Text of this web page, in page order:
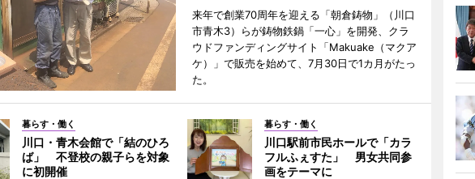
来年で創業70周年を迎える「朝倉鋳物」（川口
市青木3）らが鋳物鉄鍋「一心」を開発、クラ
ウドファンディングサイト「Makuake（マクア
ケ）」で販売を始めて、7月30日で1カ月がたっ
た。
暮らす・働く
川口・青木会館で「結のひろ
ば」 不登校の親子らを対象
に初開催
暮らす・働く
川口駅前市民ホールで「カラ
フルふぇすた」 男女共同参
画をテーマに